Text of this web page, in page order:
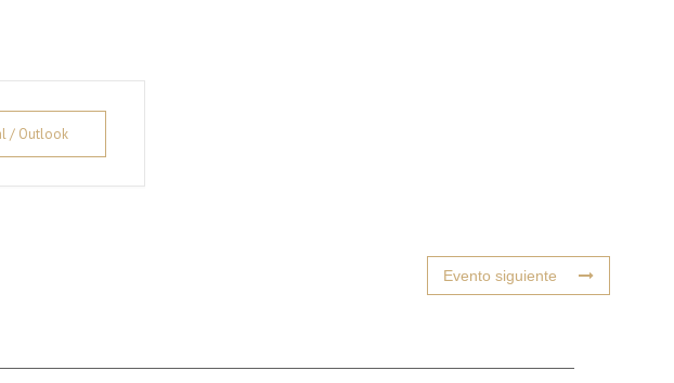
/ Outlook
Evento siguiente